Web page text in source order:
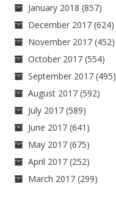
January 2018 (857)
December 2017 (624)
November 2017 (452)
October 2017 (554)
September 2017 (495)
August 2017 (592)
July 2017 (589)
June 2017 (641)
May 2017 (675)
April 2017 (252)
March 2017 (299)